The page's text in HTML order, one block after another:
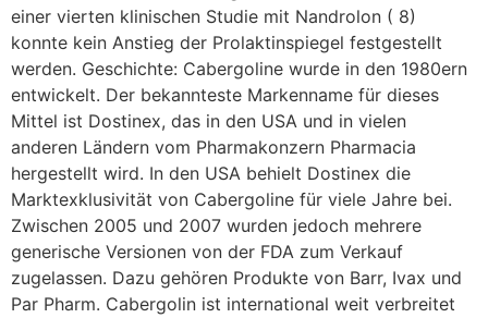
einer vierten klinischen Studie mit Nandrolon ( 8)
konnte kein Anstieg der Prolaktinspiegel festgestellt
werden. Geschichte: Cabergoline wurde in den 1980ern
entwickelt. Der bekannteste Markenname für dieses
Mittel ist Dostinex, das in den USA und in vielen
anderen Ländern vom Pharmakonzern Pharmacia
hergestellt wird. In den USA behielt Dostinex die
Marktexklusivität von Cabergoline für viele Jahre bei.
Zwischen 2005 und 2007 wurden jedoch mehrere
generische Versionen von der FDA zum Verkauf
zugelassen. Dazu gehören Produkte von Barr, Ivax und
Par Pharm. Cabergolin ist international weit verbreitet